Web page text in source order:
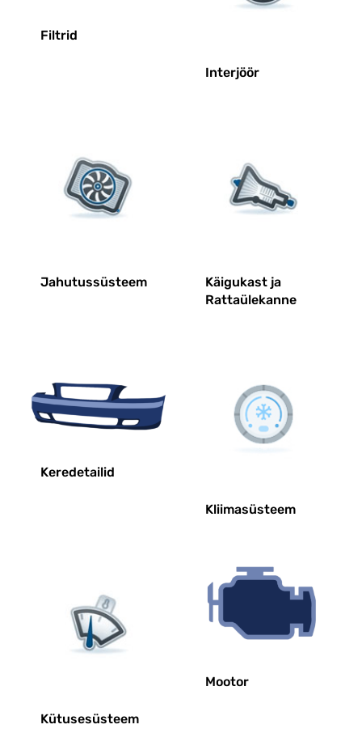
Filtrid
Interjöör
Jahutussüsteem
Käigukast ja
Rattaülekanne
Keredetailid
Kliimasüsteem
Kütusesüsteem
Mootor